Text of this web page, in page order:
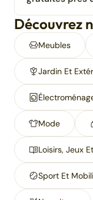
Découvrez
Meubles
Jardin Et
Mode
Loisirs, Jeux
Sport Et